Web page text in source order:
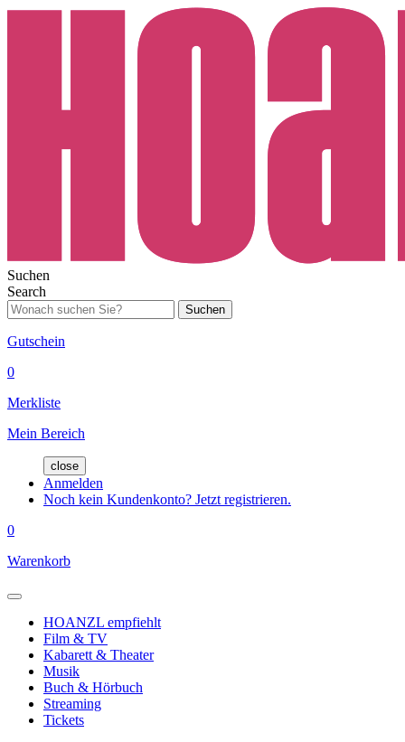
Suchen
Search
Suchen
Gutschein
0
Merkliste
Mein Bereich
close
Anmelden
Noch kein Kundenkonto? Jetzt registrieren.
0
Warenkorb
HOANZL empfiehlt
Film & TV
Kabarett & Theater
Musik
Buch & Hörbuch
Streaming
Tickets